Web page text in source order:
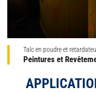
Talc en poudre et
Peintures et